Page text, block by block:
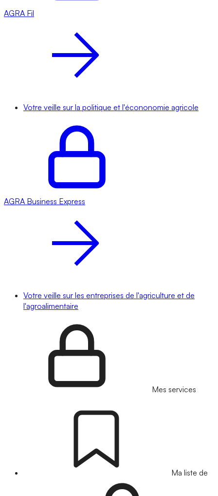
AGRA Fil
Votre veille sur la politique et l'écononomie agricole
AGRA Business Express
Votre veille sur les entreprises de l'agriculture et de
l'agroalimentaire
Mes services
Ma liste de